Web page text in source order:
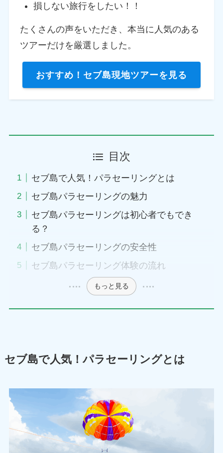
損しない旅行をしたい！！
たくさんの声をいただき、本当に人気のある
ツアーだけを厳選しました。
おすすめ！セブ島現地ツアーを見る
目次
セブ島で人気！パラセーリングとは
セブ島パラセーリングの魅力
セブ島パラセーリングは初心者でもでき
る？
セブ島パラセーリングの安全性
セブ島パラセーリング体験の流れ
もっと見る
セブ島で人気！パラセーリングとは